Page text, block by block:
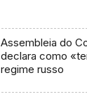
Assembleia do
declara como
regime russo